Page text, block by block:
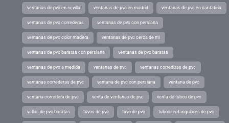
ventanas de pvc en sevilla ventanas de pvc en madrid ventanas de pvc en cantabria
ventanas de pvc correderas ventanas de pvc con persiana
ventanas de pvc color madera ventanas de pvc cerca de mi
ventanas de pvc baratas con persiana ventanas de pvc baratas
ventanas de pvc a medida ventanas de pvc ventanas corredizas de pvc
ventanas correderas de pvc ventana de pvc con persiana ventana de pvc
ventana corredera de pvc venta de ventanas de pvc venta de tubos de pvc
vallas de pvc baratas tuvos de pvc tuvo de pvc tubos rectangulares de pvc